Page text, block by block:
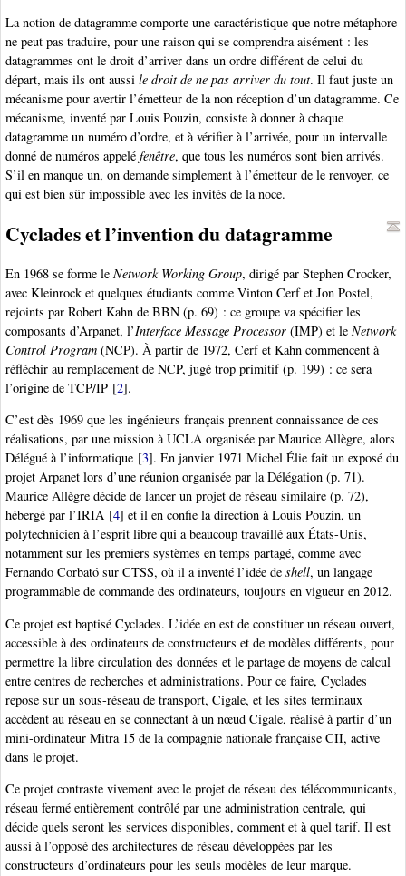
La notion de datagramme comporte une caractéristique que notre métaphore
ne peut pas traduire, pour une raison qui se comprendra aisément : les
datagrammes ont le droit d’arriver dans un ordre différent de celui du
départ, mais ils ont aussi le droit de ne pas arriver du tout. Il faut juste un
mécanisme pour avertir l’émetteur de la non réception d’un datagramme. Ce
mécanisme, inventé par Louis Pouzin, consiste à donner à chaque
datagramme un numéro d’ordre, et à vérifier à l’arrivée, pour un intervalle
donné de numéros appelé fenêtre, que tous les numéros sont bien arrivés.
S’il en manque un, on demande simplement à l’émetteur de le renvoyer, ce
qui est bien sûr impossible avec les invités de la noce.
Cyclades et l’invention du datagramme
En 1968 se forme le Network Working Group, dirigé par Stephen Crocker,
avec Kleinrock et quelques étudiants comme Vinton Cerf et Jon Postel,
rejoints par Robert Kahn de BBN (p. 69) : ce groupe va spécifier les
composants d’Arpanet, l’Interface Message Processor (IMP) et le Network
Control Program (NCP). À partir de 1972, Cerf et Kahn commencent à
réfléchir au remplacement de NCP, jugé trop primitif (p. 199) : ce sera
l’origine de TCP/IP [2].
C’est dès 1969 que les ingénieurs français prennent connaissance de ces
réalisations, par une mission à UCLA organisée par Maurice Allègre, alors
Délégué à l’informatique [3]. En janvier 1971 Michel Élie fait un exposé du
projet Arpanet lors d’une réunion organisée par la Délégation (p. 71).
Maurice Allègre décide de lancer un projet de réseau similaire (p. 72),
hébergé par l’IRIA [4] et il en confie la direction à Louis Pouzin, un
polytechnicien à l’esprit libre qui a beaucoup travaillé aux États-Unis,
notamment sur les premiers systèmes en temps partagé, comme avec
Fernando Corbató sur CTSS, où il a inventé l’idée de shell, un langage
programmable de commande des ordinateurs, toujours en vigueur en 2012.
Ce projet est baptisé Cyclades. L’idée en est de constituer un réseau ouvert,
accessible à des ordinateurs de constructeurs et de modèles différents, pour
permettre la libre circulation des données et le partage de moyens de calcul
entre centres de recherches et administrations. Pour ce faire, Cyclades
repose sur un sous-réseau de transport, Cigale, et les sites terminaux
accèdent au réseau en se connectant à un nœud Cigale, réalisé à partir d’un
mini-ordinateur Mitra 15 de la compagnie nationale française CII, active
dans le projet.
Ce projet contraste vivement avec le projet de réseau des télécommunicants,
réseau fermé entièrement contrôlé par une administration centrale, qui
décide quels seront les services disponibles, comment et à quel tarif. Il est
aussi à l’opposé des architectures de réseau développées par les
constructeurs d’ordinateurs pour les seuls modèles de leur marque.